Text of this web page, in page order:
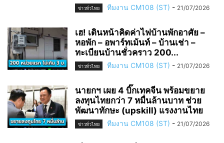
ข่าวทั่วไทย ทีมงาน CM108 (ST) - 21/07/2026
เฮ! เดินหน้าคิดค่าไฟบ้านพักอาศัย –
หอพัก – อพาร์ทเม้นท์ – บ้านเช่า –
ทะเบียนบ้านชั่วคราว 200...
ข่าวทั่วไทย ทีมงาน CM108 (ST) - 21/07/2026
นายกฯ เผย 4 บิ๊กเทคจีน พร้อมขยาย
ลงทุนไทยกว่า 7 หมื่นล้านบาท ช่วย
พัฒนาทักษะ (upskill) แรงงานไทย
ข่าวทั่วไทย ทีมงาน CM108 (ST) - 21/07/2026